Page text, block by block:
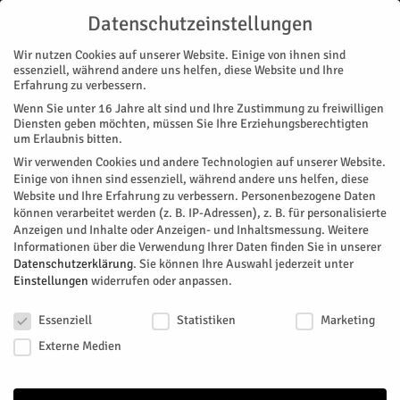
Start
« Alle Veranstaltungen
Diese Veranstaltung hat bereits stattgefunden.
Offene Sprechstunde zur
Tagespflege
Facebook
Datenschutzeinstellungen
Wir nutzen Cookies auf unserer Website. Einige von ihnen sind
essenziell, während andere uns helfen, diese Website und Ihre
Erfahrung zu verbessern.
Wenn Sie unter 16 Jahre alt sind und Ihre Zustimmung zu freiwilligen
Diensten geben möchten, müssen Sie Ihre Erziehungsberechtigten
um Erlaubnis bitten.
Wir verwenden Cookies und andere Technologien auf unserer Website.
Einige von ihnen sind essenziell, während andere uns helfen, diese
Website und Ihre Erfahrung zu verbessern. Personenbezogene Daten
können verarbeitet werden (z. B. IP-Adressen), z. B. für personalisierte
Anzeigen und Inhalte oder Anzeigen- und Inhaltsmessung. Weitere
Informationen über die Verwendung Ihrer Daten finden Sie in unserer
Datenschutzerklärung. Sie können Ihre Auswahl jederzeit unter
Einstellungen widerrufen oder anpassen.
Essenziell
Statistiken
Marketing
Externe Medien